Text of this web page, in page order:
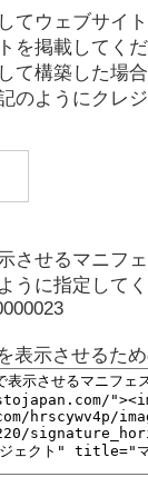
てウェブサイト
を掲載してくだ
て構築した場
のようにクレ
させるマニフェ
うに指定してく
表示させるた